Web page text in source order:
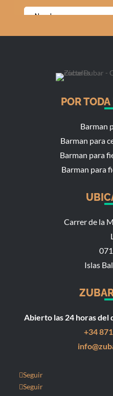
POR
Barman
Barman para
Barman para
Barman para
Carrer de la
Islas
Abierto las 24 horas del
+34
Seguir
Seguir